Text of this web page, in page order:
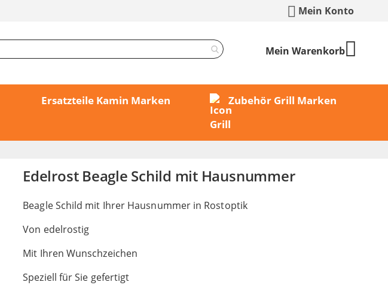
Mein Konto
Mein Warenkorb
Ersatzteile Kamin Marken Zubehör Grill Marken
Edelrost Beagle Schild mit Hausnummer
Beagle Schild mit Ihrer Hausnummer in Rostoptik
Von edelrostig
Mit Ihren Wunschzeichen
Speziell für Sie gefertigt